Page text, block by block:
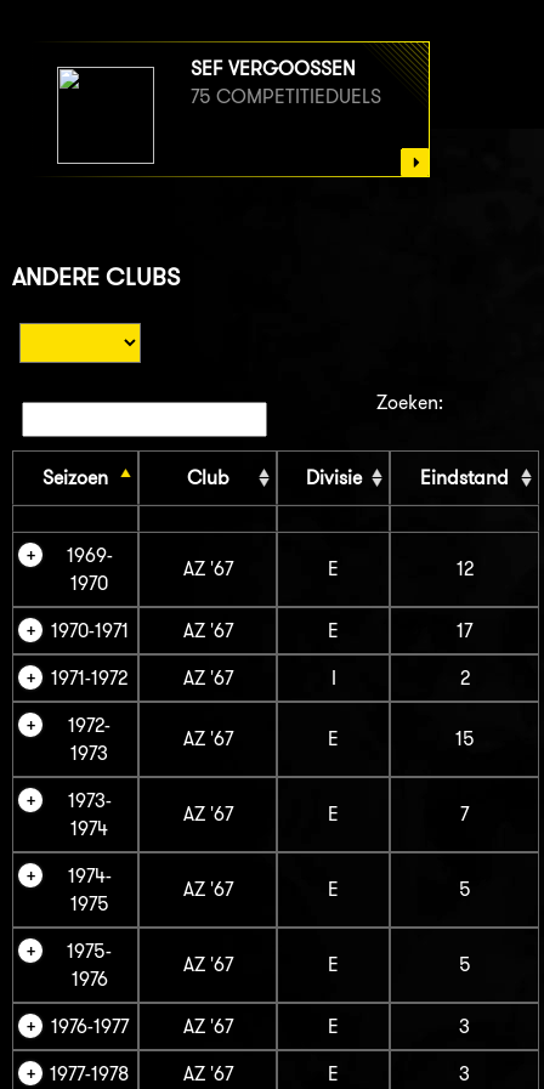
SEF VERGOOSSEN
75 COMPETITIEDUELS
ANDERE CLUBS
Zoeken:
Seizoen Club Divisie Eindstand
1969-
1970
AZ '67 E 12
1970-1971 AZ '67 E 17
1971-1972 AZ '67 I 2
1972-
1973
AZ '67 E 15
1973-
1974
AZ '67 E 7
1974-
1975
AZ '67 E 5
1975-
1976
AZ '67 E 5
1976-1977 AZ '67 E 3
1977-1978 AZ '67 E 3